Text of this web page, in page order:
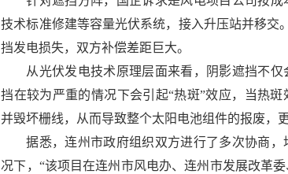
技术标准修建等容量光伏系统，接入升压站并移交
挡发电损失，双方补偿差距巨大。
从光伏发电技术原理层面来看，阴影遮挡不
挡在较为严重的情况下会引起“热斑”效应，当热
并毁坏栅线，从而导致整个太阳电池组件的报废，
据悉，连州市政府组织双方进行了多次协商
况下，“该项目在连州市风电办、连州市发展改革